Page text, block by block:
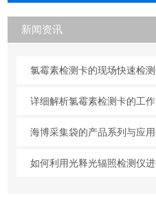
新闻资讯
氯霉素检测卡的现场快速检
海博采集袋的产品系列与应
如何利用光释光辐照检测仪